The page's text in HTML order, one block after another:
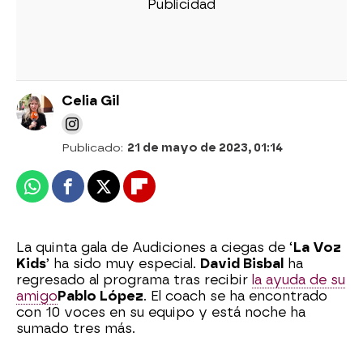
Celia Gil
Publicado: 21 de mayo de 2023, 01:14
WhatsappFacebook
X Flipboard
La quinta gala de Audiciones a ciegas de ‘La Voz
Kids’ ha sido muy especial. David Bisbal
ha
regresado al programa tras recibir la ayuda de su
amigoPablo López. El coach se ha encontrado
con 10 voces en su equipo y está noche ha
sumado tres más.